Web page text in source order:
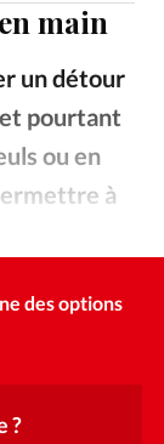
main
un détour
pourtant
ou en
à
des options
?